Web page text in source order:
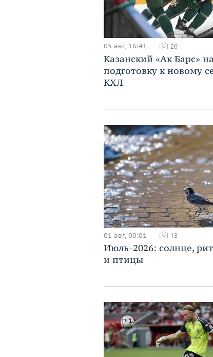
05 авг, 16:41 26
Казанский «Ак Барс»
подготовку к новому
КХЛ
01 авг, 00:01 13
Июль-2026: солнце,
и птицы